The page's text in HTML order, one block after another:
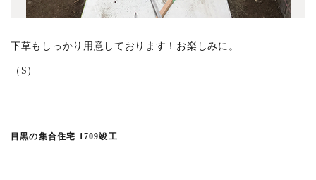
下馬の家 1312竣工 (4)
軽井沢の家 1311竣工 (5)
緑町の家 1305竣工
豊田町浮石の家 1212竣工
下草もしっかり用意しております！お楽しみに。
（S）
目黒の集合住宅 1709竣工